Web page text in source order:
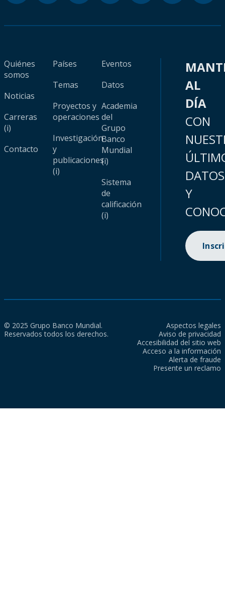
Quiénes
somos
Noticias
Carreras
(i)
Contacto
Países
Temas
Proyectos y
operaciones
Investigación
y
publicaciones
(i)
Eventos
Datos
Academia
del
Grupo
Banco
Mundial
(i)
Sistema
de
calificación
(i)
AL
DÍA
CON
DATOS
Y
© 2025 Grupo Banco Mundial.
Reservados todos los derechos.
Aspectos legales
Aviso de privacidad
Accesibilidad del sitio web
Acceso a la información
Alerta de fraude
Presente un reclamo